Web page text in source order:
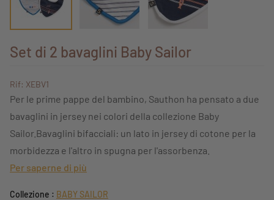
Set di 2 bavaglini Baby Sailor
Rif: XEBV1
Per le prime pappe del bambino, Sauthon ha pensato a due
bavaglini in jersey nei colori della collezione Baby
Sailor.Bavaglini bifacciali: un lato in jersey di cotone per la
morbidezza e l'altro in spugna per l'assorbenza.
Per saperne di più
Collezione : BABY SAILOR